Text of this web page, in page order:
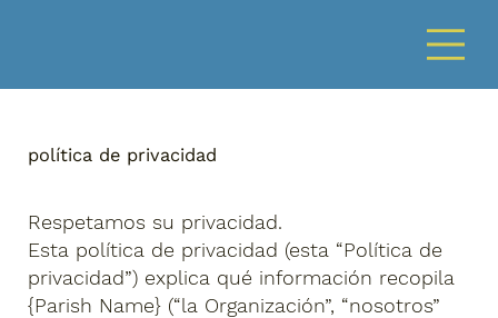
política de privacidad
Respetamos su privacidad.
Esta política de privacidad (esta “Política de
privacidad”) explica qué información recopila
{Parish Name} (“la Organización”, “nosotros”